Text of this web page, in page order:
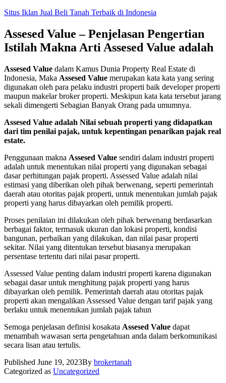
Skip
content
Situs Iklan Jual Beli Tanah Terbaik di Indonesia
Assesed Value – Penjelasan Pengertian
Istilah Makna Arti Assesed Value adalah
Assesed Value dalam Kamus Dunia Property Real Estate di
Indonesia, Maka Assesed Value merupakan kata kata yang sering
digunakan oleh para pelaku industri properti baik developer properti
maupun makelar broker properti. Meskipun kata kata tersebut jarang
sekali dimengerti Sebagian Banyak Orang pada umumnya.
Assesed Value adalah Nilai sebuah properti yang didapatkan
dari tim penilai pajak, untuk kepentingan penarikan pajak real
estate.
Penggunaan makna Assesed Value sendiri dalam industri properti
adalah untuk menentukan nilai properti yang digunakan sebagai
dasar perhitungan pajak properti. Assessed Value adalah nilai
estimasi yang diberikan oleh pihak berwenang, seperti pemerintah
daerah atau otoritas pajak properti, untuk menentukan jumlah pajak
properti yang harus dibayarkan oleh pemilik properti.
Proses penilaian ini dilakukan oleh pihak berwenang berdasarkan
berbagai faktor, termasuk ukuran dan lokasi properti, kondisi
bangunan, perbaikan yang dilakukan, dan nilai pasar properti
sekitar. Nilai yang ditentukan tersebut biasanya merupakan
persentase tertentu dari nilai pasar properti.
Assessed Value penting dalam industri properti karena digunakan
sebagai dasar untuk menghitung pajak properti yang harus
dibayarkan oleh pemilik. Pemerintah daerah atau otoritas pajak
properti akan mengalikan Assessed Value dengan tarif pajak yang
berlaku untuk menentukan jumlah pajak tahun
Semoga penjelasan definisi kosakata Assesed Value dapat
menambah wawasan serta pengetahuan anda dalam berkomunikasi
secara lisan atau tertulis.
Published June 19, 2023By brokertanah
Categorized as Uncategorized